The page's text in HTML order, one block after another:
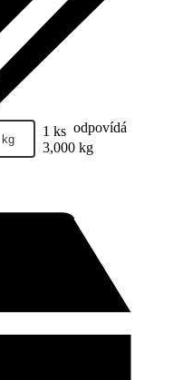
kg 1 ks odpovídá
3,000 kg